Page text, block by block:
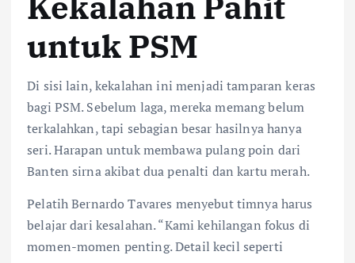
untuk PSM
Di sisi lain, kekalahan ini menjadi tamparan keras
bagi PSM. Sebelum laga, mereka memang belum
terkalahkan, tapi sebagian besar hasilnya hanya
seri. Harapan untuk membawa pulang poin dari
Banten sirna akibat dua penalti dan kartu merah.
Pelatih Bernardo Tavares menyebut timnya harus
belajar dari kesalahan. “Kami kehilangan fokus di
momen-momen penting. Detail kecil seperti